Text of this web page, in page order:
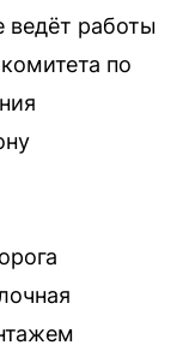
ведёт работы
по